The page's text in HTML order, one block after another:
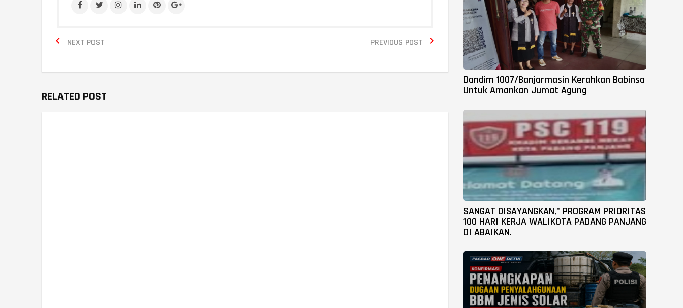
NEXT POST
 PREVIOUS POST 
RELATED POST
Dandim 1007/Banjarmasin Kerahkan Babinsa
Untuk Amankan Jumat Agung
SANGAT DISAYANGKAN," PROGRAM PRIORITAS
100 HARI KERJA WALIKOTA PADANG PANJANG
DI ABAIKAN.